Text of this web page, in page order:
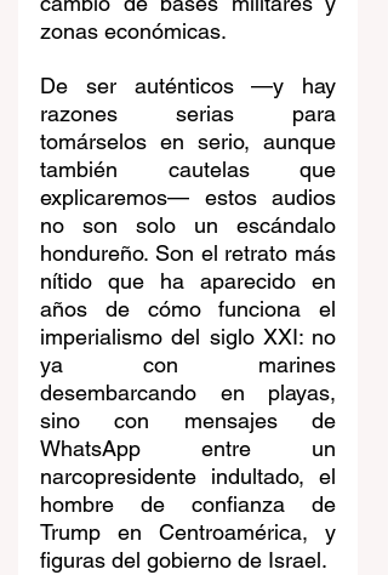
zonas económicas.
De ser auténticos —y hay
razones serias para
tomárselos en serio, aunque
también cautelas que
explicaremos— estos audios
no son solo un escándalo
hondureño. Son el retrato más
nítido que ha aparecido en
años de cómo funciona el
imperialismo del siglo XXI: no
ya con marines
desembarcando en playas,
sino con mensajes de
WhatsApp entre un
narcopresidente indultado, el
hombre de confianza de
Trump en Centroamérica, y
figuras del gobierno de Israel.